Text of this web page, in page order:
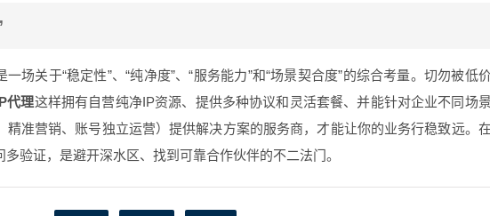
场关于“稳定性”、“纯净度”、“服务能力”和“场景契合度”的综合考量。切勿被低
代理这样拥有自营纯净IP资源、提供多种协议和灵活套餐、并能针对企业不同场景
精准营销、账号独立运营）提供解决方案的服务商，才能让你的业务行稳致远。在
验证，是避开深水区、找到可靠合作伙伴的不二法门。